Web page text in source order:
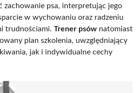
zachowanie psa, interpretując jego
w wychowaniu oraz radzeniu
trudnościami. Trener psów natomiast
plan szkolenia, uwzględniający
jak i indywidualne cechy